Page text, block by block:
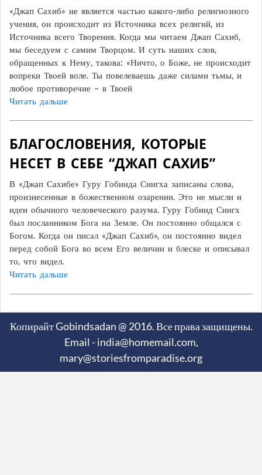
«Джап Сахиб» не является частью какого-либо религиозного
учения, он происходит из Источника всех религий, из
Источника всего Творения. Когда мы читаем Джап Сахиб,
мы беседуем с самим Творцом. И суть наших слов,
обращенных к Нему, такова: «Ничто, о Боже, не происходит
вопреки Твоей воле. Ты повелеваешь даже силами тьмы, и
любое противоречие – в Твоей
Читать дальше
БЛАГОСЛОВЕНИЯ, КОТОРЫЕ
НЕСЕТ В СЕБЕ “ДЖАП САХИБ”
В «Джап Сахибе» Гуру Гобинда Сингха записаны слова,
произнесенные в божественном озарении. Это не мысли и
идеи обычного человеческого разума. Гуру Гобинд Сингх
был посланником Бога на Земле. Он постоянно общался с
Богом. Когда он писал «Джап Сахиб», он постоянно видел
перед собой Бога во всем Его величии и блеске и описывал
то, что видел.
Читать дальше
Копирайт Gobindsadan @ 2016. Все права защищены.
Email - india@homemail.com,
mary@storiesfromparadise.org